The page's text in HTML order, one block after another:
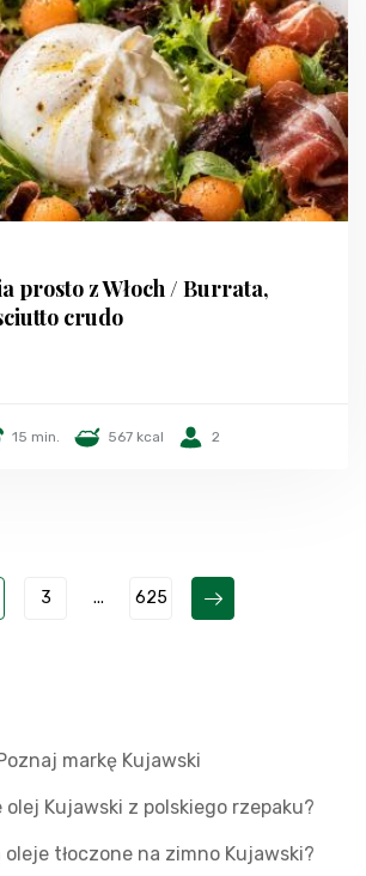
prosto z Włoch / Burrata,
crudo
15 min. 567 kcal 2
3 ... 625
markę Kujawski
Kujawski z polskiego rzepaku?
tłoczone na zimno Kujawski?